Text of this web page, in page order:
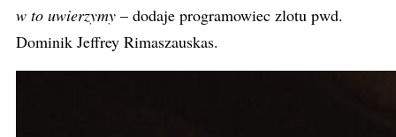
w to uwierzymy – dodaje programowiec zlotu pwd.
Dominik Jeffrey Rimaszauskas.